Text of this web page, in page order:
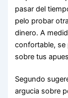
pasar del
pelo probar
dinero. A
confortable, se
sobre tus
Segundo
argucia sobre